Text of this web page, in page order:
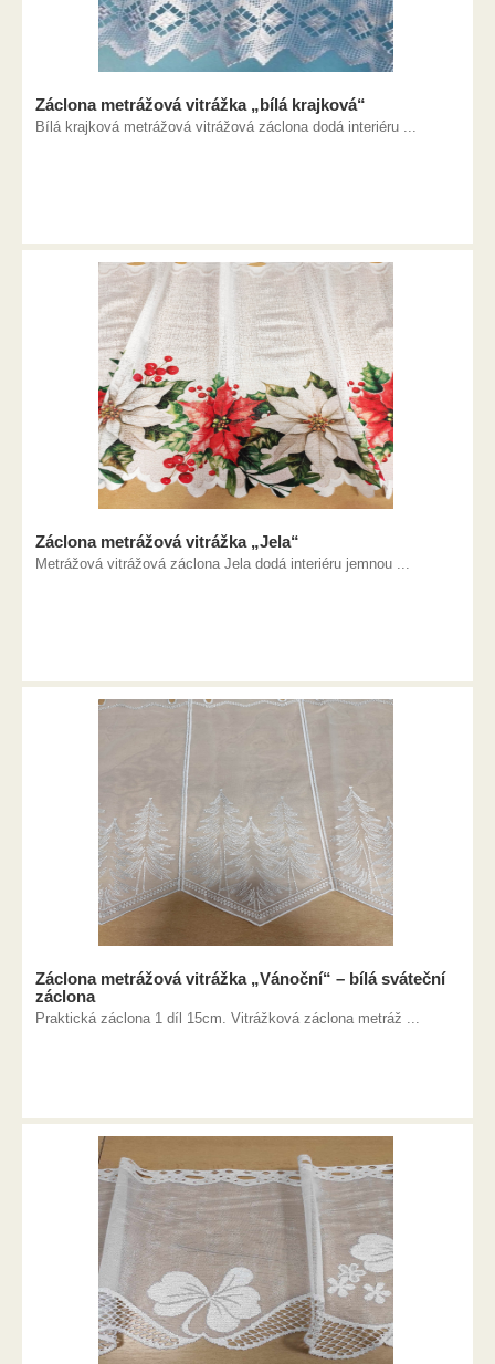
Záclona metrážová vitrážka „bílá krajková“
Bílá krajková metrážová vitrážová záclona dodá interiéru ...
Záclona metrážová vitrážka „Jela“
Metrážová vitrážová záclona Jela dodá interiéru jemnou ...
Záclona metrážová vitrážka „Vánoční“ – bílá sváteční
záclona
Praktická záclona 1 díl 15cm. Vitrážková záclona metráž ...